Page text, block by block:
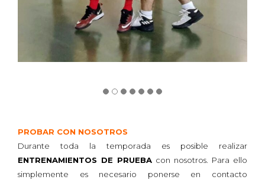
PROBAR CON NOSOTROS
Durante toda la temporada es posible realizar
ENTRENAMIENTOS DE PRUEBA con nosotros. Para ello
simplemente es necesario ponerse en contacto